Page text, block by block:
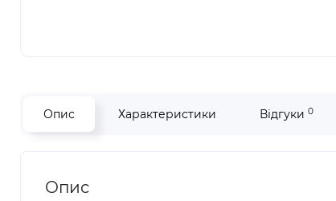
Опис Характеристики Відгуки 0
Опис